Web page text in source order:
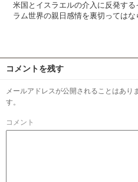
米国とイスラエルの介入に反発す
ラム世界の親日感情を裏切っては
コメントを残す
メールアドレスが公開されることはあり
す。
コメント